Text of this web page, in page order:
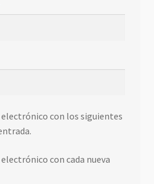
con los siguientes
con cada nueva